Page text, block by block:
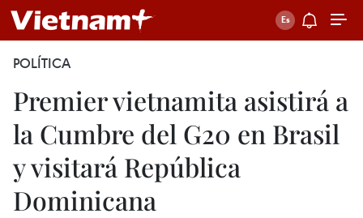
POLÍTICA
Premier vietnamita asistirá a
la Cumbre del G20 en Brasil
y visitará República
Dominicana